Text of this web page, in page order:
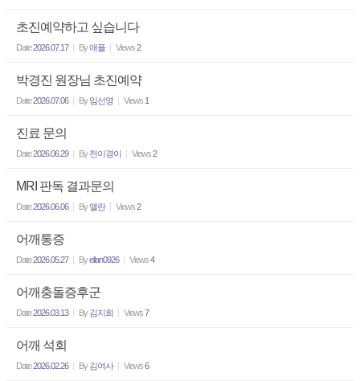
초진예약하고 싶습니다
Date2026.07.17 By애플 Views2
박경진 원장님 초진예약
Date2026.07.06 By 임선영 Views 1
진료 문의
Date2026.06.29 By 천이경이 Views2
MRI 판독 결과문의
Date2026.06.06 By앨란 Views2
어깨통증
Date2026.05.27 Byellan0926 Views4
어깨충돌증후군
Date2026.03.13 By 김지희 Views7
어깨 석회
Date2026.02.26 By 김여사 Views6